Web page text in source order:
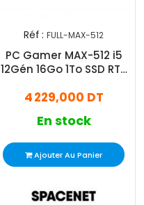
Réf : FULL-MAX-512
PC Gamer MAX-512 i5
12Gén 16Go 1To SSD RTX
4 229,000 DT
En stock
Ajouter Au Panier